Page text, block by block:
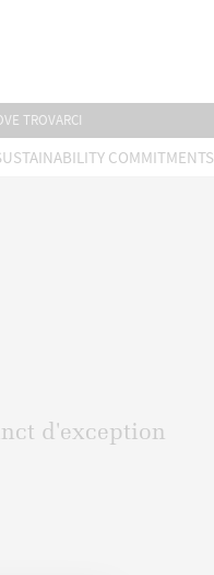
TROVARCI
COMMITMENTS
d'exception